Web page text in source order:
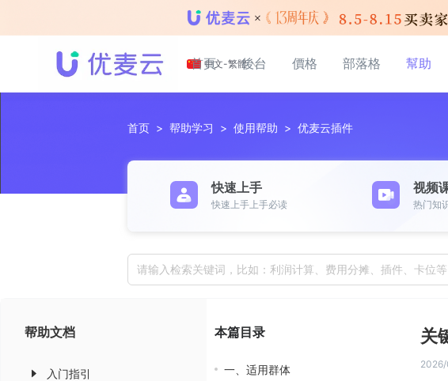
中文-繁體
首頁 後台 價格 部落格 幫助
首页 > 帮助学习 > 使用帮助 > 优麦云插件
快速上手
快速上手上手必读
视频
热门知
请输入检索关键词，比如：利润计算、费用分摊、插件、卡位等
帮助文档
入门指引
本篇目录
一、适用群体
关